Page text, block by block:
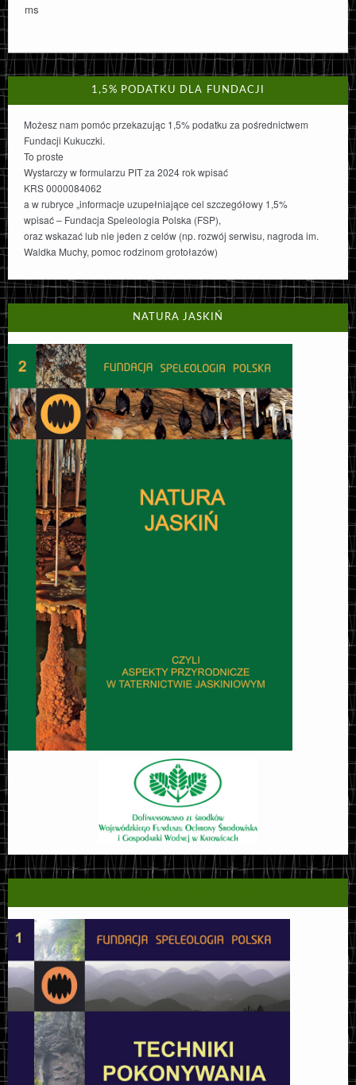
ms
1,5% PODATKU DLA FUNDACJI
Możesz nam pomóc przekazując 1,5% podatku za pośrednictwem
Fundacji Kukuczki.
To proste
Wystarczy w formularzu PIT za 2024 rok wpisać
KRS 0000084062
a w rubryce „informacje uzupełniające cel szczegółowy 1,5%
wpisać – Fundacja Speleologia Polska (FSP),
oraz wskazać lub nie jeden z celów (np. rozwój serwisu, nagroda im.
Waldka Muchy, pomoc rodzinom grotołazów)
NATURA JASKIŃ